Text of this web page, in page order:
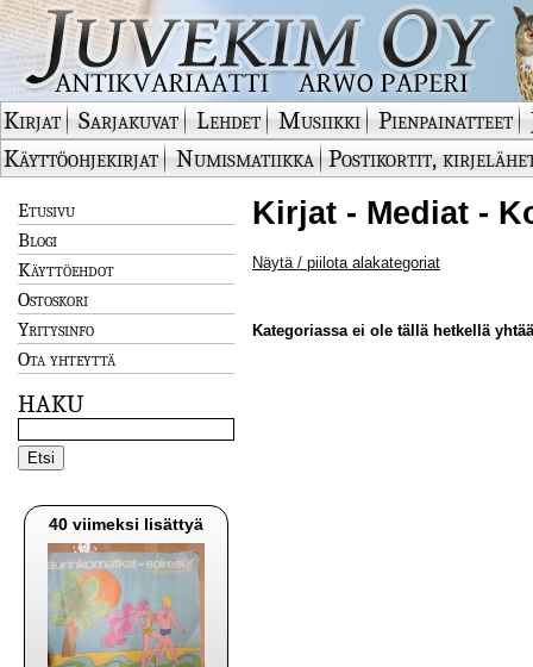
Kirjat Sarjakuvat Lehdet Musiikki Pienpainatteet
Käyttöohjekirjat
Numismatiikka Postikortit,
Etusivu
Blogi
Käyttöehdot
Ostoskori
Yritysinfo
Ota yhteyttä
HAKU
40 viimeksi lisättyä
Kirjat - Mediat -
Näytä / piilota alakategoriat
Kategoriassa ei ole tällä hetkellä